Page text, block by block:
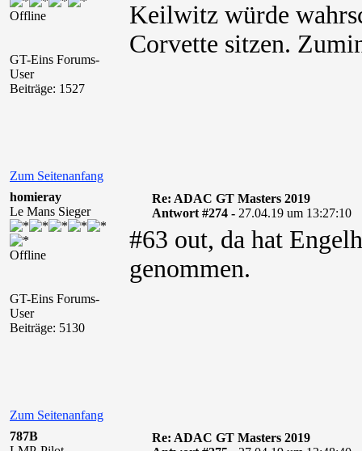
Offline
GT-Eins Forums-
User
Beiträge: 1527
Keilwitz würde
Corvette sitzen.
Zum Seitenanfang
homieray
Le Mans Sieger
Offline
GT-Eins Forums-
User
Beiträge: 5130
Re: ADAC GT Masters 2019
Antwort #274 - 27.04.19 um 13:27:10
#63 out, da hat
genommen.
Zum Seitenanfang
787B
Re: ADAC GT Masters 2019